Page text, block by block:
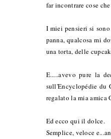
far incontrare cose
I miei pensieri si
panna, qualcosa mi
una torta, delle
E.....avevo pure la
sull'Encyclopédie du
regalato la mia amica
Ed ecco qui il dolce.
Semplice, veloce